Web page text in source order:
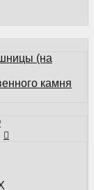
ОСНОВЕ
КАМНЯ
(на
камня